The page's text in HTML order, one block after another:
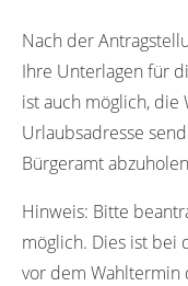
Nach der
Ihre Unterlagen für
ist auch möglich, die
Urlaubsadresse
Bürgeramt
Hinweis: Bitte
möglich. Dies ist bei
vor dem Wahltermin